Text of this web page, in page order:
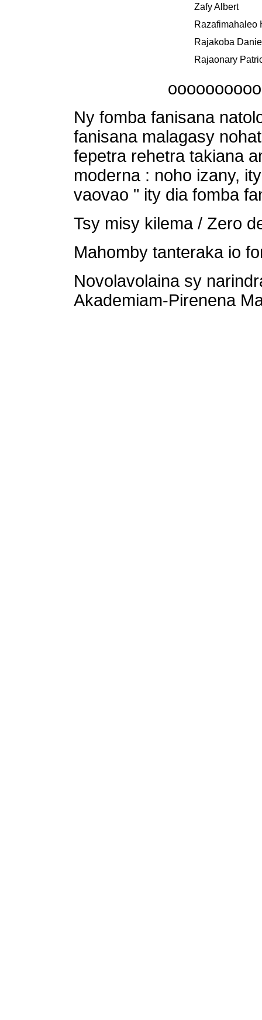
Zafy Albert
Razafimahaleo
Rajakoba
Rajaonary
Ny fomba fanisana
fanisana malagasy
fepetra rehetra takiana
moderna : noho izany,
vaovao " ity dia fomba
Tsy misy kilema / Zero
Mahomby tanteraka io
Novolavolaina sy
Akademiam-Pirenena